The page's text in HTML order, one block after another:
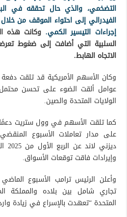
التضخمي، والذي حال تحققه في
الفيدرالي إلى احتواء الموقف من
إجراءات التيسير الكمي. وكانت هذه
السلبية التي أضافت إلى ضغوط
الاتجاه الهابط.
وكان الأسهم الأمريكية قد تلقت
عوامل ألقت الضوء على تحسن محتمل
الولايات المتحدة والصين.
كما تلقت الأسهم في وول ستريت دعمًا
على مدار تعاملات الأسبوع
وإيرادات فاقت توقعات الأسواق.
وأعلن الرئيس ترامب الأسبوع
تجاري شامل بين بلاده والمملكة
المتحدة “تعهدت بالإسراع في زيادة